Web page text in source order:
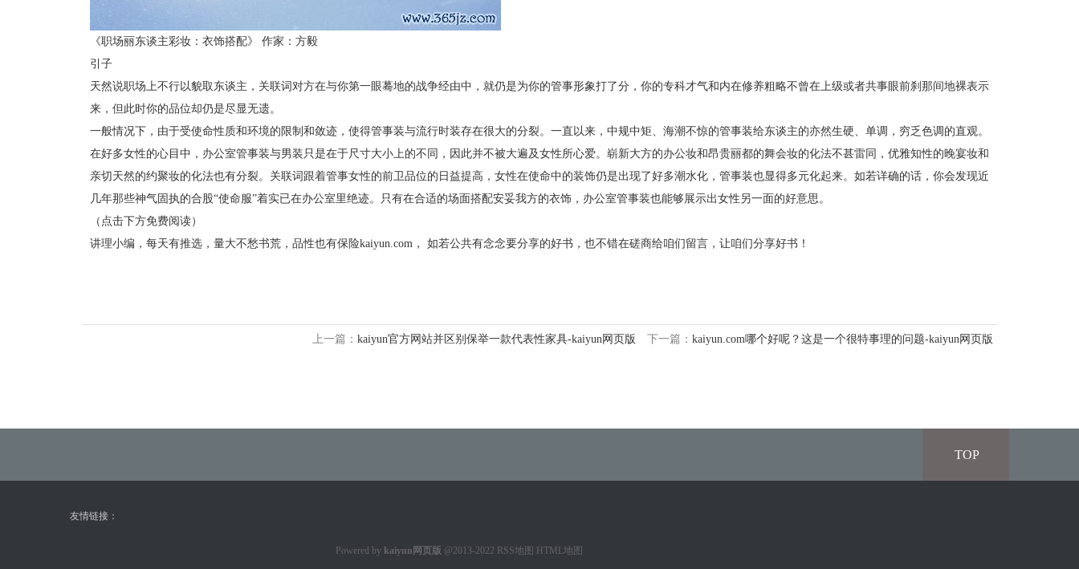
《职场丽东谈主彩妆：衣饰搭配》 作家：方毅
引子
天然说职场上不行以貌取东谈主，关联词对方在与你第一眼蓦地的战争经由中，就仍是为你的管事形象打了分，你的专科才气和内在修养粗略不曾在上级或者共事眼前刹那间地裸表示
来，但此时你的品位却仍是尽显无遗。
一般情况下，由于受使命性质和环境的限制和敛迹，使得管事装与流行时装存在很大的分裂。一直以来，中规中矩、海潮不惊的管事装给东谈主的亦然生硬、单调，穷乏色调的直观。
在好多女性的心目中，办公室管事装与男装只是在于尺寸大小上的不同，因此并不被大遍及女性所心爱。崭新大方的办公妆和昂贵丽都的舞会妆的化法不甚雷同，优雅知性的晚宴妆和
亲切天然的约聚妆的化法也有分裂。关联词跟着管事女性的前卫品位的日益提高，女性在使命中的装饰仍是出现了好多潮水化，管事装也显得多元化起来。如若详确的话，你会发现近
几年那些神气固执的合股“使命服”着实已在办公室里绝迹。只有在合适的场面搭配安妥我方的衣饰，办公室管事装也能够展示出女性另一面的好意思。
（点击下方免费阅读）
讲理小编，每天有推选，量大不愁书荒，品性也有保险kaiyun.com， 如若公共有念念要分享的好书，也不错在磋商给咱们留言，让咱们分享好书！
上一篇： kaiyun官方网站并区别保举一款代表性家具-kaiyun网页版 下一篇： kaiyun.com哪个好呢？这是一个很特事理的问题-kaiyun网页版
TOP
友情链接：
Powered by kaiyun网页版 @2013-2022 RSS地图 HTML地图